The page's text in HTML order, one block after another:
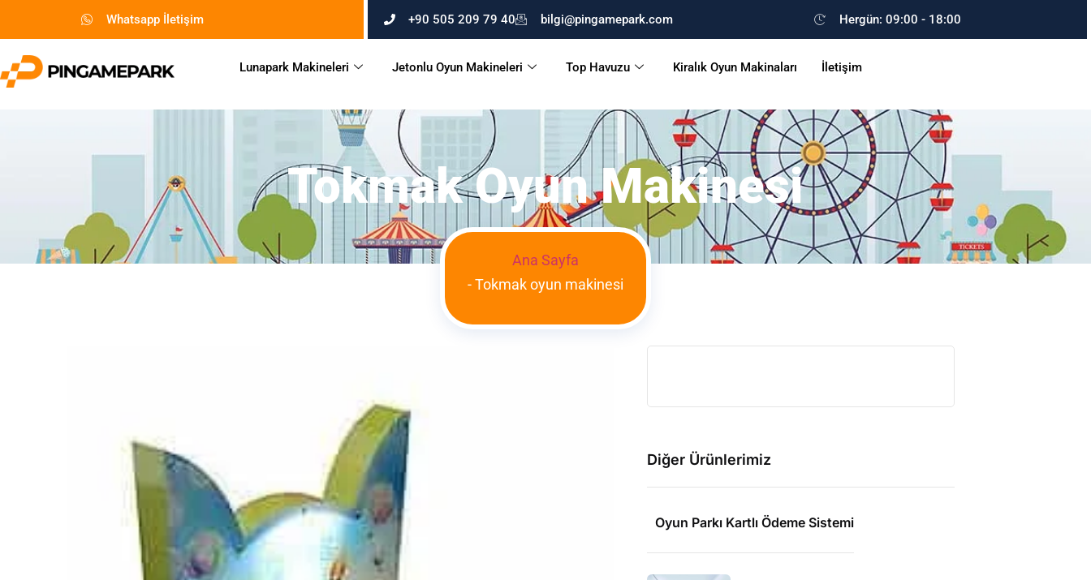
Whatsapp İletişim +90 505 209 79 40 bilgi@pingamepark.com Hergün: 09:00 - 18:00
Lunapark Makineleri Jetonlu Oyun Makineleri Top Havuzu Kiralık Oyun Makinaları İletişim
Tokmak Oyun Makinesi
Ana Sayfa
-Tokmak oyun makinesi
Diğer Ürünlerimiz
Oyun Parkı Kartlı Ödeme Sistemi